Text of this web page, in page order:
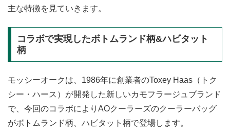
主な特徴を見ていきます。
コラボで実現したボトムランド柄&ハビタット
柄
モッシーオークは、1986年に創業者のToxey Haas（トク
シー・ハース）が開発した新しいカモフラージュブランド
で、今回のコラボによりAOクーラーズのクーラーバッグ
がボトムランド柄、ハビタット柄で登場します。